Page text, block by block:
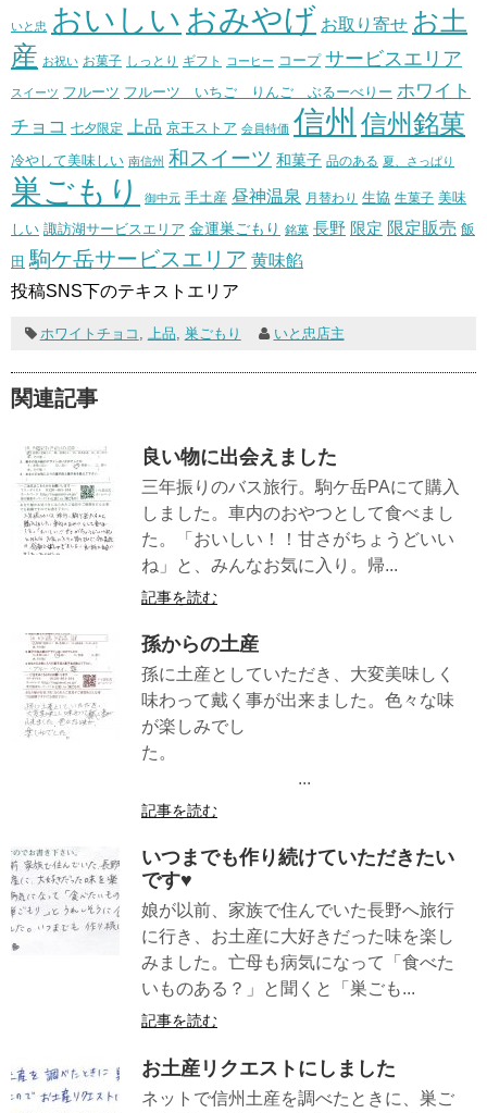
いと忠 おいしい おみやげ お取り寄せ お土
産 お祝い お菓子 しっとり ギフト コーヒー コープ サービスエリア
スイーツ フルーツ フルーツ いちご りんご ぶるーべりー ホワイト
チョコ 七夕限定 上品 京王ストア 会員特価 信州 信州銘菓
冷やして美味しい 南信州 和スイーツ 和菓子 品のある 夏、さっぱり
巣ごもり 御中元 手土産 昼神温泉 月替わり 生協 生菓子 美味
しい 諏訪湖サービスエリア 金運巣ごもり 銘菓 長野 限定 限定販売 飯
田 駒ケ岳サービスエリア 黄味餡
投稿SNS下のテキストエリア
ホワイトチョコ 上品 巣ごもり いと忠店主
関連記事
良い物に出会えました
三年振りのバス旅行。駒ケ岳PAにて購入
しました。車内のおやつとして食べまし
た。「おいしい！！甘さがちょうどいい
ね」と、みんなお気に入り。帰...
記事を読む
孫からの土産
孫に土産としていただき、大変美味しく
味わって戴く事が出来ました。色々な味
が楽しみでし
た。
...
記事を読む
いつまでも作り続けていただきたい
です♥
娘が以前、家族で住んでいた長野へ旅行
に行き、お土産に大好きだった味を楽し
みました。亡母も病気になって「食べた
いものある？」と聞くと「巣ごも...
記事を読む
お土産リクエストにしました
ネットで信州土産を調べたときに、巣ご